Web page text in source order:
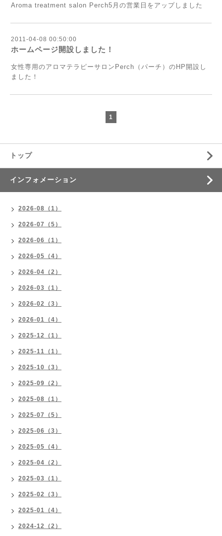
Aroma treatment salon Perch5月の営業日をアップしました
2011-04-08 00:50:00
ホームページ開設しました！
女性専用のアロマテラピーサロンPerch（パーチ）のHP開設し
ました！
1
トップ
インフォメーション
2026-08（1）
2026-07（5）
2026-06（1）
2026-05（4）
2026-04（2）
2026-03（1）
2026-02（3）
2026-01（4）
2025-12（1）
2025-11（1）
2025-10（3）
2025-09（2）
2025-08（1）
2025-07（5）
2025-06（3）
2025-05（4）
2025-04（2）
2025-03（1）
2025-02（3）
2025-01（4）
2024-12（2）